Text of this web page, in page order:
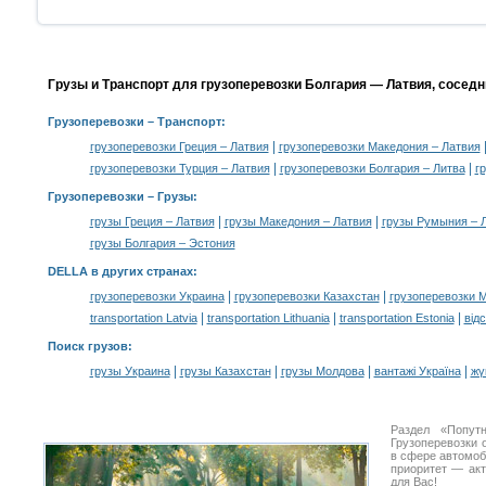
Грузы и Транспорт для грузоперевозки Болгария — Латвия,
Грузоперевозки – Транспорт:
грузоперевозки Греция – Латвия| грузоперевозки Македония – Латвия
грузоперевозки Турция – Латвия| грузоперевозки Болгария – Литва|
Грузоперевозки – Грузы:
грузы Греция – Латвия| грузы Македония – Латвия|
грузы Румыния –
грузы Болгария – Эстония
DELLA в других странах:
грузоперевозки Украина| грузоперевозки Казахстан|
грузоперевозки
transportation Latvia| transportation Lithuania| transportation Estonia|
Поиск грузов:
грузы Украина| грузы Казахстан| грузы Молдова| вантажі Україна|
Раздел
в сфере
приоритет —
для Вас!